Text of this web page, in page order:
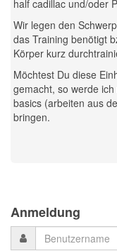
half cadillac und/oder
Wir legen den
das Training benötigt
Körper kurz
Möchtest Du diese
gemacht, so werde
basics (arbeiten aus
bringen.
Anmeldung